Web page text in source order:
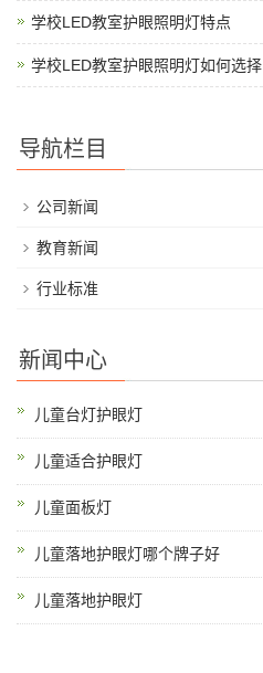
学校LED教室护眼照明灯特点
学校LED教室护眼照明灯如何选择
导航栏目
公司新闻
教育新闻
行业标准
新闻中心
儿童台灯护眼灯
儿童适合护眼灯
儿童面板灯
儿童落地护眼灯哪个牌子好
儿童落地护眼灯